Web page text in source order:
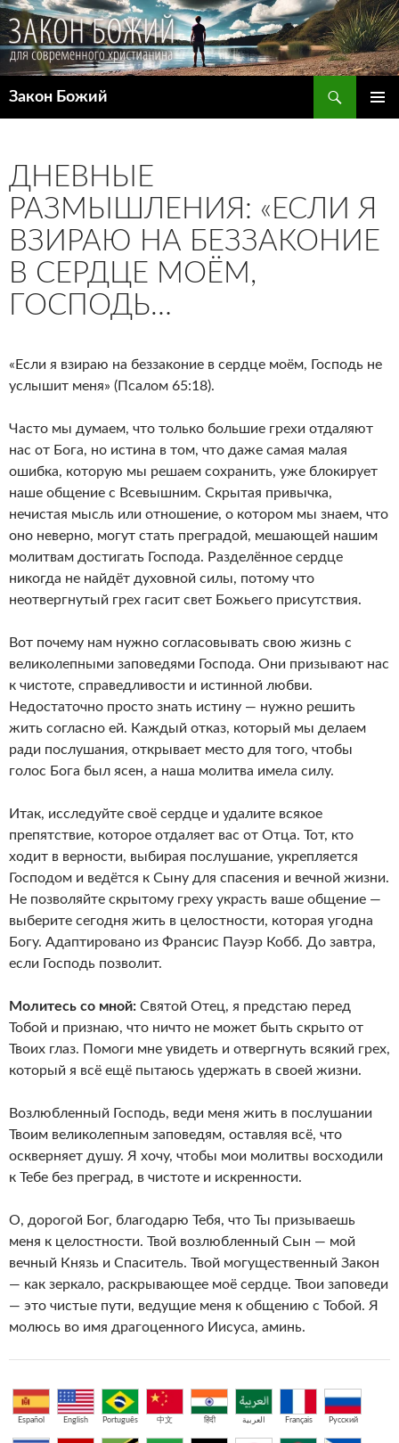
Закон Божий
ДНЕВНЫЕ
РАЗМЫШЛЕНИЯ: «ЕСЛИ Я
ВЗИРАЮ НА БЕЗЗАКОНИЕ
В СЕРДЦЕ МОЁМ,
ГОСПОДЬ…
«Если я взираю на беззаконие в сердце моём, Господь не
услышит меня» (Псалом 65:18).
Часто мы думаем, что только большие грехи отдаляют
нас от Бога, но истина в том, что даже самая малая
ошибка, которую мы решаем сохранить, уже блокирует
наше общение с Всевышним. Скрытая привычка,
нечистая мысль или отношение, о котором мы знаем, что
оно неверно, могут стать преградой, мешающей нашим
молитвам достигать Господа. Разделённое сердце
никогда не найдёт духовной силы, потому что
неотвергнутый грех гасит свет Божьего присутствия.
Вот почему нам нужно согласовывать свою жизнь с
великолепными заповедями Господа. Они призывают нас
к чистоте, справедливости и истинной любви.
Недостаточно просто знать истину — нужно решить
жить согласно ей. Каждый отказ, который мы делаем
ради послушания, открывает место для того, чтобы
голос Бога был ясен, а наша молитва имела силу.
Итак, исследуйте своё сердце и удалите всякое
препятствие, которое отдаляет вас от Отца. Тот, кто
ходит в верности, выбирая послушание, укрепляется
Господом и ведётся к Сыну для спасения и вечной жизни.
Не позволяйте скрытому греху украсть ваше общение —
выберите сегодня жить в целостности, которая угодна
Богу. Адаптировано из Франсис Пауэр Кобб. До завтра,
если Господь позволит.
Молитесь со мной: Святой Отец, я предстаю перед
Тобой и признаю, что ничто не может быть скрыто от
Твоих глаз. Помоги мне увидеть и отвергнуть всякий грех,
который я всё ещё пытаюсь удержать в своей жизни.
Возлюбленный Господь, веди меня жить в послушании
Твоим великолепным заповедям, оставляя всё, что
оскверняет душу. Я хочу, чтобы мои молитвы восходили
к Тебе без преград, в чистоте и искренности.
О, дорогой Бог, благодарю Тебя, что Ты призываешь
меня к целостности. Твой возлюбленный Сын — мой
вечный Князь и Спаситель. Твой могущественный Закон
— как зеркало, раскрывающее моё сердце. Твои заповеди
— это чистые пути, ведущие меня к общению с Тобой. Я
молюсь во имя драгоценного Иисуса, аминь.
Español English Português 中文 हिंदी العربية Français Русский